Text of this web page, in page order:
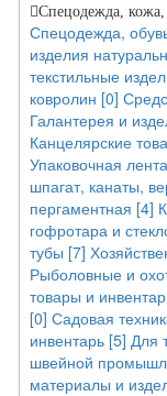
Спецодежда, кожа,
Спецодежда,
изделия
текстильные
ковролин [0]
Галантерея и
Канцелярские
Упаковочная
шпагат, канаты,
пергаментная [4]
гофротара и
тубы [7]
Рыболовные и
товары и
[0] Садовая
инвентарь [5] Для
швейной
материалы и